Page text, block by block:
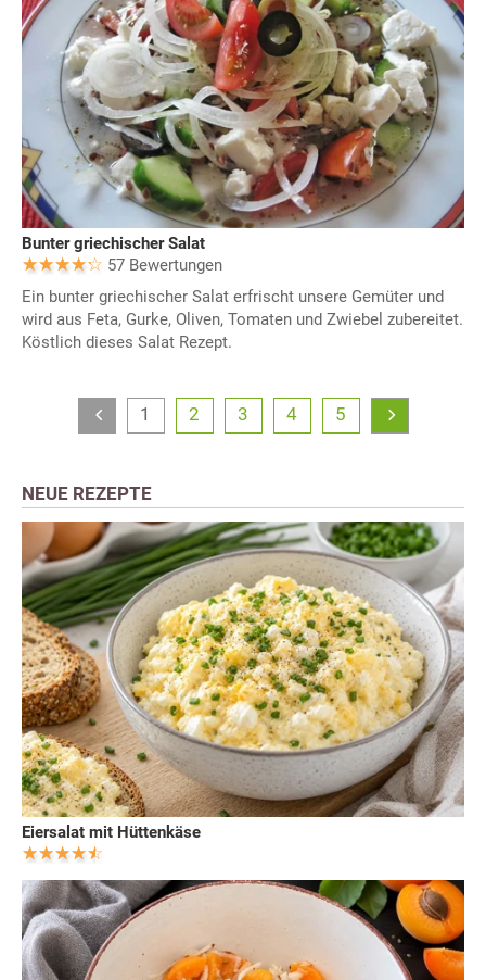
Bunter griechischer Salat
57 Bewertungen
Ein bunter griechischer Salat erfrischt unsere Gemüter und
wird aus Feta, Gurke, Oliven, Tomaten und Zwiebel zubereitet.
Köstlich dieses Salat Rezept.
1 2 3 4 5
NEUE REZEPTE
Eiersalat mit Hüttenkäse